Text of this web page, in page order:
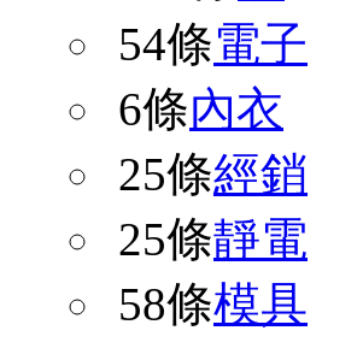
54條電子
6條內衣
25條經銷
25條靜電
58條模具